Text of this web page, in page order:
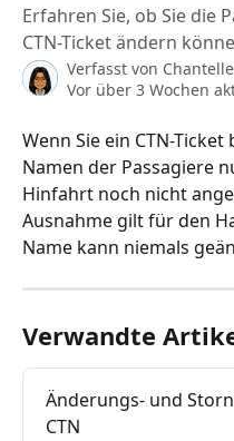
Erfahren Sie, ob Sie die
CTN-Ticket ändern
Verfasst von Chantelle
Vor über 3 Wochen
Wenn Sie ein CTN-
Namen der Passagiere
Hinfahrt noch nicht
Ausnahme gilt für den
Name kann niemals
Verwandte
Änderungs- und
CTN